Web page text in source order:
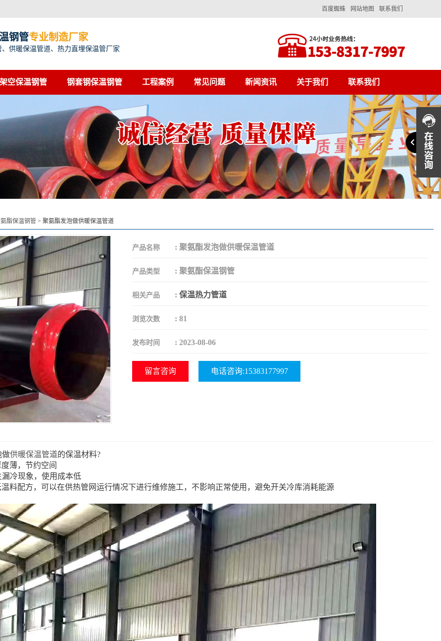
联系我们
网站地图
百度蜘蛛
钢管专业制造厂家
供暖保温管道、热力直埋保温管厂家
架空保温钢管 钢套钢保温钢管 工程案例 常见问题 新闻资讯 关于我们 联系我们
酯保温钢管 > 聚氨酯发泡做供暖保温管道
产品名称 : 聚氨酯发泡做供暖保温管道
产品类型 : 聚氨酯保温钢管
相关产品 : 保温热力管道
浏览次数 : 81
发布时间 : 2023-08-06
留言咨询 电话咨询:15383177997
做供暖保温管道的保温材料?
薄，节约空间
冷现象，使用成本低
料配方，可以在供热管网运行情况下进行维修施工，不影响正常使用，避免开关冷库消耗能源